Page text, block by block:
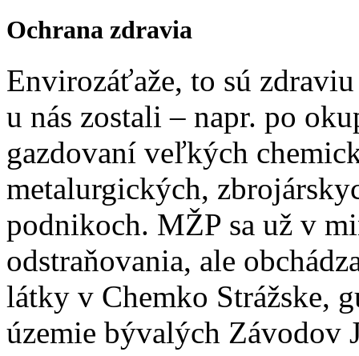
Ochrana zdravia
Envirozáťaže, to sú
u nás zostali – napr. po
gazdovaní veľkých
metalurgických,
podnikoch. MŽP sa už v
odstraňovania, ale
látky v Chemko Strážske,
územie bývalých Závodov